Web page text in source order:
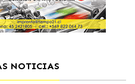
NOTICIAS